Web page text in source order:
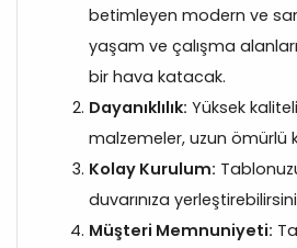
betimleyen modern ve
yaşam ve çalışma
bir hava katacak.
Dayanıklılık: Yüksek
malzemeler, uzun ömürlü
Kolay Kurulum:
duvarınıza
Müşteri Memnuniyeti: